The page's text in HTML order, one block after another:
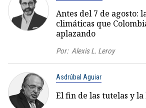
Antes del 7 de agosto:
climáticas que
aplazando
Por: Alexis L. Leroy
Asdrúbal Aguiar
El fin de las tutelas y